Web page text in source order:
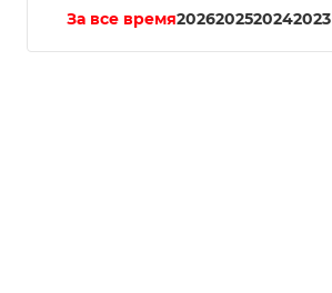
За все время2026202520242023